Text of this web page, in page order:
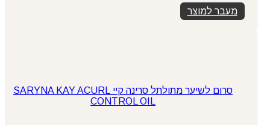
מעבר למוצר
סרום לשיער מתולתל סרינה קיי SARYNA KAY ACURL
CONTROL OIL